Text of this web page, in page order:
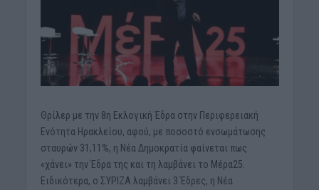
Θρίλερ με την 8η Εκλογική Έδρα στην Περιφερειακή
Ενότητα Ηρακλείου, αφού, με ποσοστό ενσωμάτωσης
σταυρών 31,11%, η Νέα Δημοκρατία φαίνεται πως
«χάνει» την Έδρα της και τη λαμβάνει το Μέρα25.
Ειδικότερα, ο ΣΥΡΙΖΑ λαμβάνει 3 Έδρες, η Νέα